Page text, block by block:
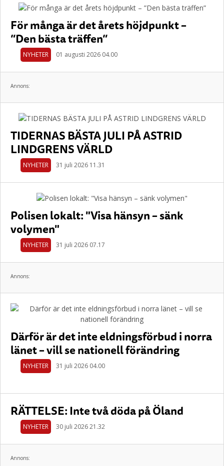
För många är det årets höjdpunkt –
”Den bästa träffen”
NYHETER 01 augusti 2026 04.00
Annons:
TIDERNAS BÄSTA JULI PÅ ASTRID
LINDGRENS VÄRLD
NYHETER 31 juli 2026 11.31
Polisen lokalt: "Visa hänsyn – sänk
volymen"
NYHETER 31 juli 2026 07.17
Annons:
Därför är det inte eldningsförbud i norra
länet – vill se nationell förändring
NYHETER 31 juli 2026 04.00
RÄTTELSE: Inte två döda på Öland
NYHETER 30 juli 2026 21.32
Annons: